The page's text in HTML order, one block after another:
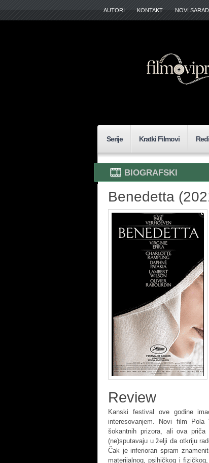
AUTORI KONTAKT NOVI
Serije Kratki Filmovi
BIOGRAFSKI
Benedetta
Review
Kanski festival ove godine
interesovanjem. Novi film Pola
šokantnih prizora, ali ova
(ne)sputavaju u želji da otkriju
Čak je inferioran spram
materijalnog, psihičkog i